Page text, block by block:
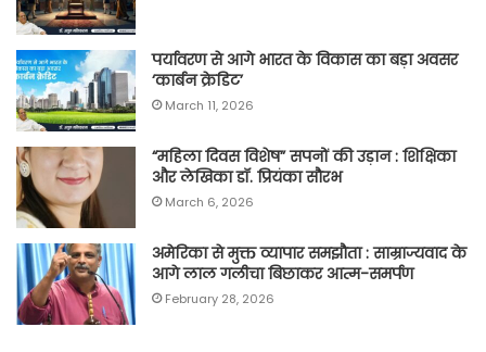
पर्यावरण से आगे भारत के विकास का बड़ा अवसर
‘कार्बन क्रेडिट’
March 11, 2026
“महिला दिवस विशेष” सपनों की उड़ान : शिक्षिका
और लेखिका डॉ. प्रियंका सौरभ
March 6, 2026
अमेरिका से मुक्त व्यापार समझौता : साम्राज्यवाद के
आगे लाल गलीचा बिछाकर आत्म-समर्पण
February 28, 2026